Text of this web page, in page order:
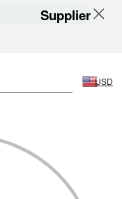
Supplier
USD